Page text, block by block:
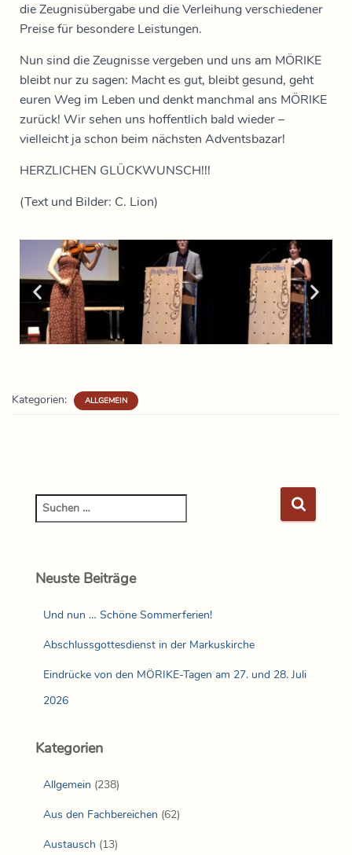
die Zeugnisübergabe und die Verleihung verschiedener
Preise für besondere Leistungen.
Nun sind die Zeugnisse vergeben und uns am MÖRIKE
bleibt nur zu sagen: Macht es gut, bleibt gesund, geht
euren Weg im Leben und denkt manchmal ans MÖRIKE
zurück! Wir sehen uns hoffentlich bald wieder –
vielleicht ja schon beim nächsten Adventsbazar!
HERZLICHEN GLÜCKWUNSCH!!!
(Text und Bilder: C. Lion)
Kategorien: ALLGEMEIN
Neuste Beiträge
Und nun … Schöne Sommerferien!
Abschlussgottesdienst in der Markuskirche
Eindrücke von den MÖRIKE-Tagen am 27. und 28. Juli
2026
Kategorien
Allgemein (238)
Aus den Fachbereichen (62)
Austausch (13)